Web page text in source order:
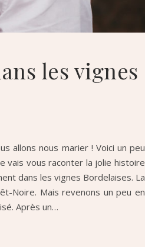
les vignes
allons nous marier ! Voici un peu
vais vous raconter la jolie histoire
dans les vignes Bordelaises. La
Noire. Mais revenons un peu en
Après un…